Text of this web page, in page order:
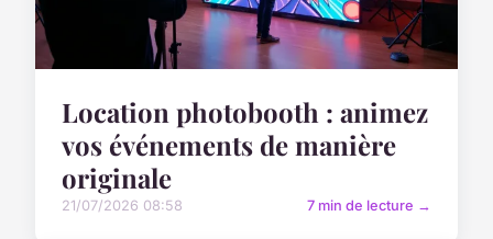
Location photobooth : animez
vos événements de manière
originale
21/07/2026 08:58 7 min de lecture →